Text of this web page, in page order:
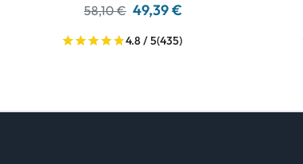
58,10 € 49,39 €
4.8 / 5(435)